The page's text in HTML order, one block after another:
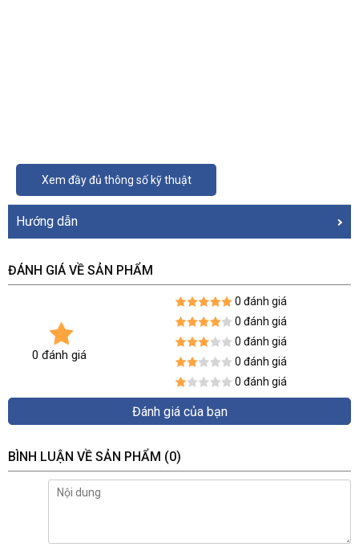
Xem đầy đủ thông số kỹ thuật
Hướng dẫn
ĐÁNH GIÁ VỀ SẢN PHẨM
0 đánh giá
0 đánh giá
0 đánh giá
0 đánh giá
0 đánh giá
0 đánh giá
Đánh giá của bạn
BÌNH LUẬN VỀ SẢN PHẨM (0)